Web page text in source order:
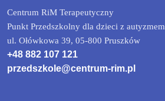
Centrum RiM Terapeutyczny
Punkt Przedszkolny dla dzieci z autyzmem
ul. Ołówkowa 39, 05-800 Pruszków
+48 882 107 121
przedszkole@centrum-rim.pl